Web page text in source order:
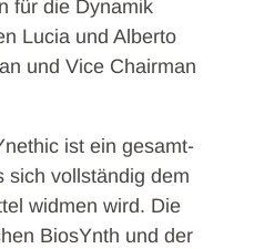
für die Dynamik
Lucia und Alberto
und Vice Chairman
ist ein gesamt-
sich vollständig dem
widmen wird. Die
BiosYnth und der